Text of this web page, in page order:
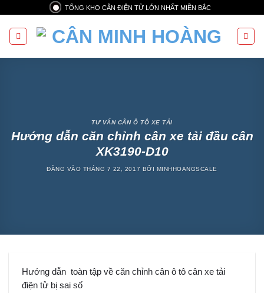
nội
dung
TỔNG KHO CÂN ĐIỆN TỬ LỚN NHẤT MIỀN BẮC
TƯ VẤN CÂN Ô TÔ XE TẢI
Hướng dẫn căn chỉnh cân xe tải đầu cân
XK3190-D10
ĐĂNG VÀO THÁNG 7 22, 2017 BỞI MINHHOANGSCALE
Hướng dẫn toàn tập về căn chỉnh cân ô tô cân xe tải
điện tử bị sai số